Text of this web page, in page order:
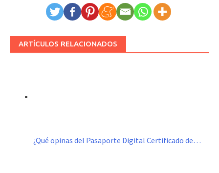
ARTÍCULOS RELACIONADOS
¿Qué opinas del Pasaporte Digital Certificado de…